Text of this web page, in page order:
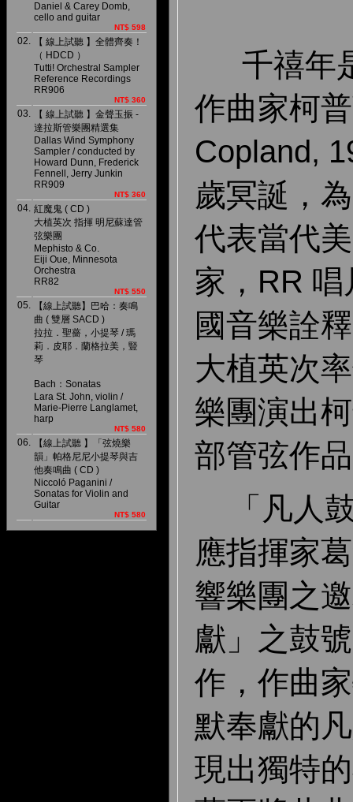
Daniel & Carey Domb,
cello and guitar
NT$ 598
02.
【 線上試聽 】全體齊奏！
（ HDCD ）
Tutti! Orchestral Sampler
Reference Recordings
RR906
NT$ 360
03.
【 線上試聽 】金聲玉振 -
達拉斯管樂團精選集
Dallas Wind Symphony
Sampler / conducted by
Howard Dunn, Frederick
Fennell, Jerry Junkin
RR909
NT$ 360
04. 紅魔鬼 ( CD )
大植英次 指揮 明尼蘇達管
弦樂團
Mephisto & Co.
Eiji Oue, Minnesota
Orchestra
RR82
NT$ 550
05.
【線上試聽】巴哈：奏鳴
曲 ( 雙層 SACD )
拉拉．聖薔，小提琴 / 瑪
莉．皮耶．蘭格拉美，豎
琴
Bach：Sonatas
Lara St. John, violin /
Marie-Pierre Langlamet,
harp
NT$ 580
06.
【線上試聽 】「弦燒樂
韻」帕格尼尼小提琴與吉
他奏鳴曲 ( CD )
Niccoló Paganini /
Sonatas for Violin and
Guitar
NT$ 580
千禧年
作曲家柯
Copland,
歲冥誕，
代表當代
家， RR 唱
國音樂詮
大植英次
樂團演出
部管弦作
「凡人
應指揮家
響樂團之
獻」之鼓
作，作曲
默奉獻的
現出獨特